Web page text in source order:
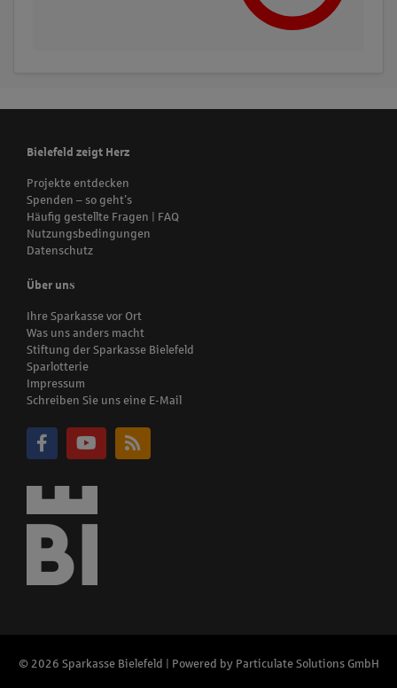
Bielefeld zeigt Herz
Projekte entdecken
Spenden – so geht’s
Häufig gestellte Fragen | FAQ
Nutzungsbedingungen
Datenschutz
Über uns
Ihre Sparkasse vor Ort
Was uns anders macht
Stiftung der Sparkasse Bielefeld
Sparlotterie
Impressum
Schreiben Sie uns eine E-Mail
© 2026 Sparkasse Bielefeld | Powered by Particulate Solutions GmbH